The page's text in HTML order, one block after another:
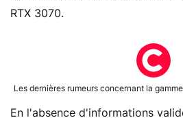
RTX 3070.
Les dernières rumeurs concernant la
En l'absence d'informations